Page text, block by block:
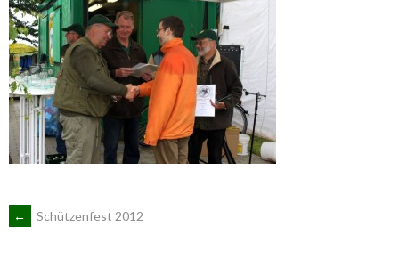
ARTIKEL-
← Schützenfest 2012